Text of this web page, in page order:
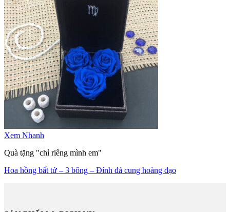
Xem Nhanh
Quà tặng "chỉ riêng mình em"
Hoa hồng bất tử – 3 bông – Đính đá cung hoàng đạo